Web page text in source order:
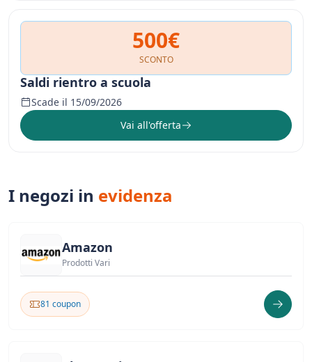
500€
SCONTO
Saldi rientro a scuola
Scade il 15/09/2026
Vai all'offerta
I negozi in evidenza
Amazon
Prodotti Vari
81 coupon